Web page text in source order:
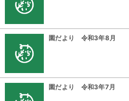
園だより 令和3年8月
園だより 令和3年7月